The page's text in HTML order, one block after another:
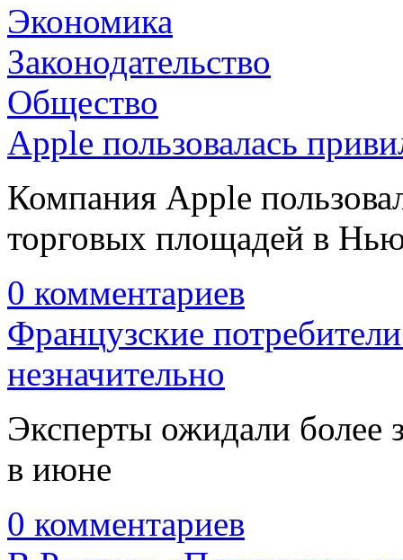
Экономика
Законодательство
Общество
Apple пользовалась
Компания Apple
торговых площадей в
0 комментариев
Французские
незначительно
Эксперты ожидали более
в июне
0 комментариев